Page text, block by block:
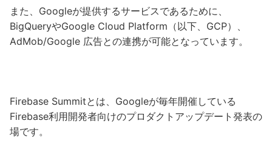
また、Googleが提供するサービスであるために、
BigQueryやGoogle Cloud Platform（以下、GCP）、
AdMob/Google 広告との連携が可能となっています。
Firebase Summitとは、Googleが毎年開催している
Firebase利用開発者向けのプロダクトアップデート発表の
場です。